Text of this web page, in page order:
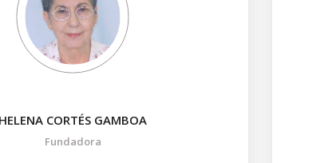
HELENA CORTÉS GAMBOA
Fundadora